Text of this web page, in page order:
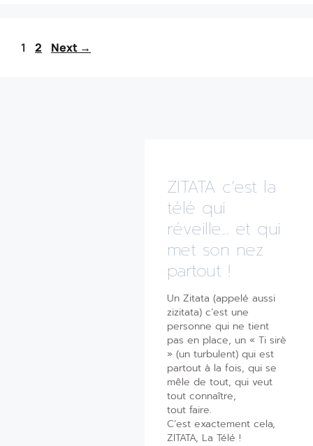
1 2 Next →
ZITATA c’est la
télé qui
réveille... et qui
met son nez
partout !
Un Zitata (appelé aussi
zizitata) c’est une
personne qui ne tient
pas en place, un « Ti sirè
» (un turbulent) qui est
partout à la fois, qui se
mêle de tout, qui veut
tout connaître,
tout faire.
C’est exactement cela,
ZITATA, La Télé !